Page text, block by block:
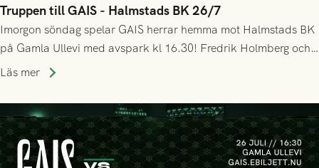
Truppen till GAIS - Halmstads BK 26/7
Imorgon söndag spelar GAIS herrar hemma mot Halmstads BK
på Gamla Ullevi med avspark kl 16.30! Fredrik Holmberg och
ledarstaben har tagit ut följande trupp till matchen:
Läs mer